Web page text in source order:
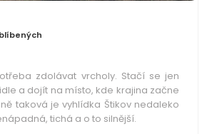
zdolávat vrcholy. Stačí se jen
a dojít na místo, kde krajina začne
taková je vyhlídka Štikov nedaleko
tichá a o to silnější.